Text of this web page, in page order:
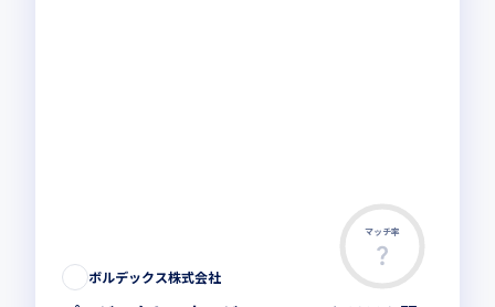
マッチ率
ボルデックス株式会社